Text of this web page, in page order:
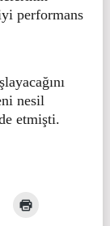
performans
nesil
etmişti.